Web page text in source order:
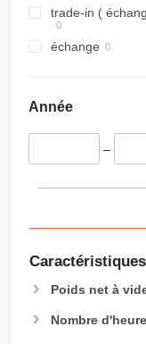
trade-in (
échange
Année
–
Caractéristiques
Poids net à
Nombre